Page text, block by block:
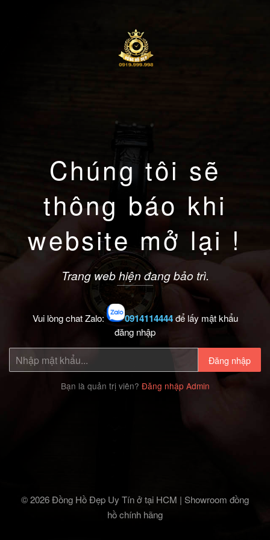
Chúng tôi sẽ
thông báo khi
website mở lại !
Trang web hiện đang bảo trì.
Vui lòng chat Zalo: 0914114444để lấy mật khẩu
đăng nhập
Đăng nhập
Bạn là quản trị viên? Đăng nhập Admin
© 2026 Đồng Hồ Đẹp Uy Tín ở tại HCM | Showroom đồng
hồ chính hãng‎